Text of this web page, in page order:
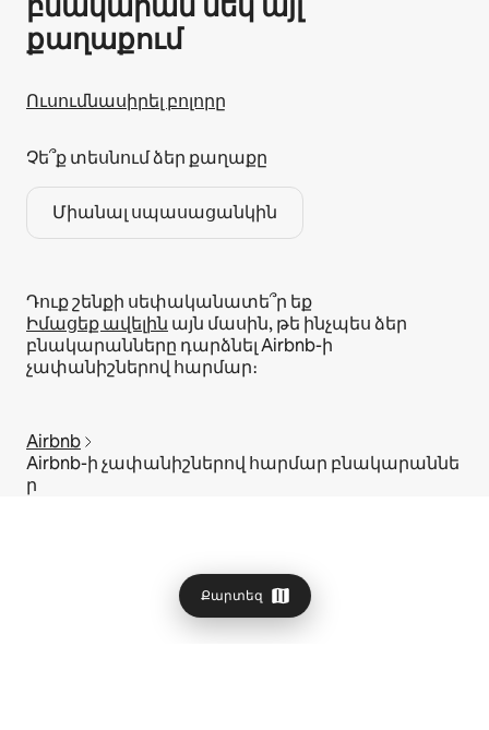
Քարտեզ
քաղաքում
Ուսումնասիրել բոլորը
Չե՞ք տեսնում ձեր քաղաքը
Միանալ սպասացանկին
Դուք շենքի սեփականատե՞ր եք
Իմացեք ավելին այն մասին, թե ինչպես ձեր
բնակարանները դարձնել Airbnb-ի
չափանիշներով հարմար։
Airbnb
Airbnb-ի չափանիշներով հարմար բնակարաննե
ր